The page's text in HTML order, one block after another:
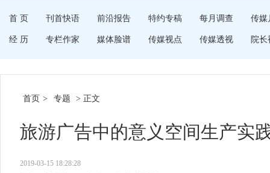
首 页 刊首快语 前沿报告 特约专稿 每月调查 传媒
经 历 专栏作家 媒体脸谱 传媒视点 传媒透视 院长
首页 > 专题 > 正文
旅游广告中的意义空间生产实
2019-03-15 18:28:28